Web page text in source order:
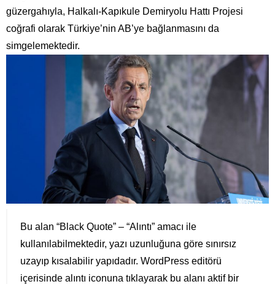
güzergahıyla, Halkalı-Kapıkule Demiryolu Hattı Projesi
coğrafi olarak Türkiye’nin AB’ye bağlanmasını da
simgelemektedir.
Bu alan “Black Quote” – “Alıntı” amacı ile
kullanılabilmektedir, yazı uzunluğuna göre sınırsız
uzayıp kısalabilir yapıdadır. WordPress editörü
içerisinde alıntı iconuna tıklayarak bu alanı aktif bir